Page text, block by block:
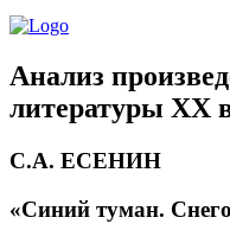
Анализ
литературы XX
С.А. ЕСЕНИН
«Синий туман.